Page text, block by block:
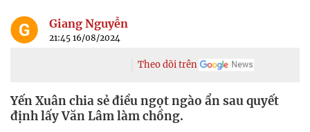
Giang Nguyễn
21:45 16/08/2024
Theo dõi trên
Yến Xuân chia sẻ điều ngọt ngào ẩn sau quyết
định lấy Văn Lâm làm chồng.